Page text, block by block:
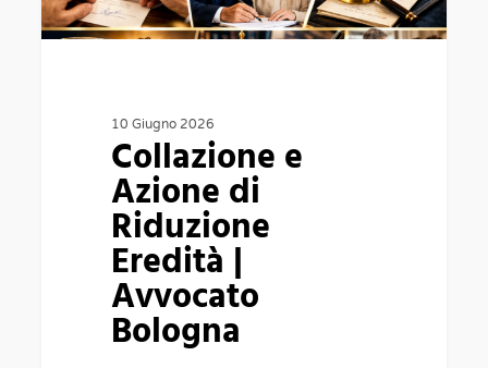
Avvocato
10 Giugno 2026
Collazione e
Azione di
Riduzione
Eredità |
Avvocato
Bologna